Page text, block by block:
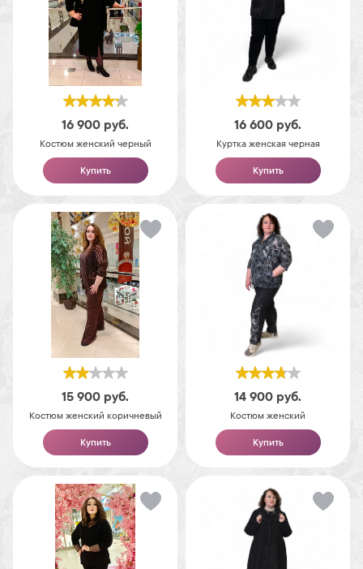
16 900 руб.
Костюм женский черный
Купить
16 600 руб.
Куртка женская черная
Купить
15 900 руб.
Костюм женский коричневый
Купить
14 900 руб.
Костюм женский
Купить